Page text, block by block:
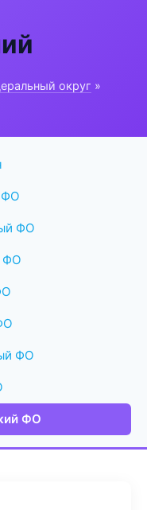
округ »
ФО
ФО
ФО
ФО
ФО